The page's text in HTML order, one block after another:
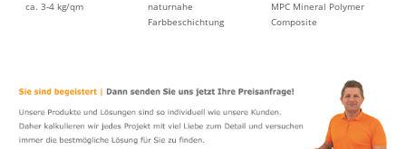
ca. 3-4 kg/qm
naturnahe
Farbbeschichtung
MPC Mineral Polymer
Composite